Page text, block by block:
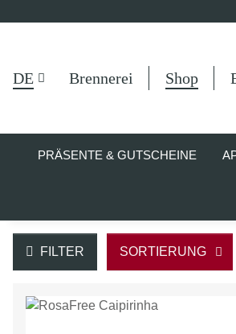
DE Brennerei Shop
PRÄSENTE & GUTSCHEINE
FILTER SORTIERUNG